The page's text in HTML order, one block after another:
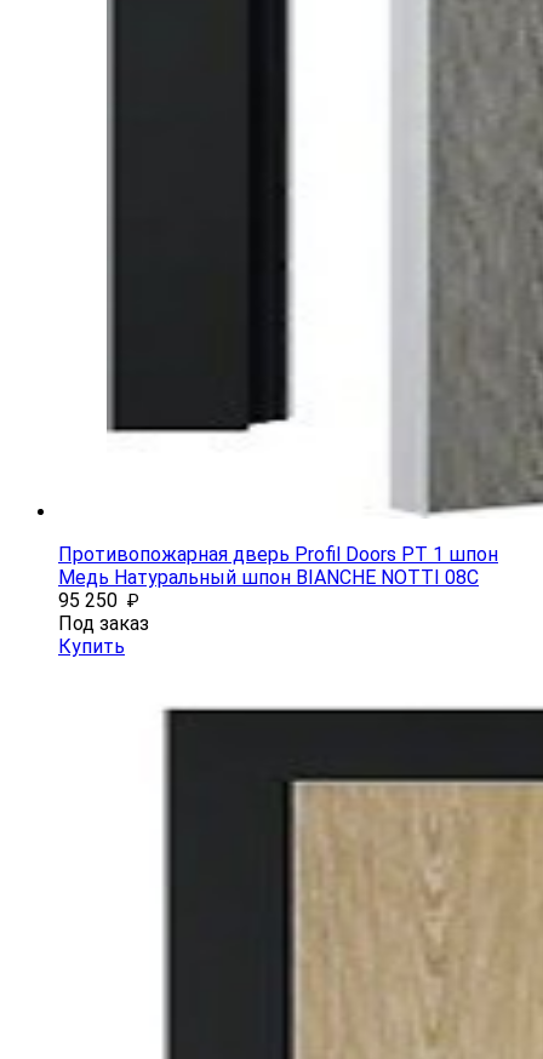
Противопожарная дверь Profil Doors PT 1 шпон
Медь Натуральный шпон BIANCHE NOTTI 08С
95 250 ₽
Под заказ
Купить